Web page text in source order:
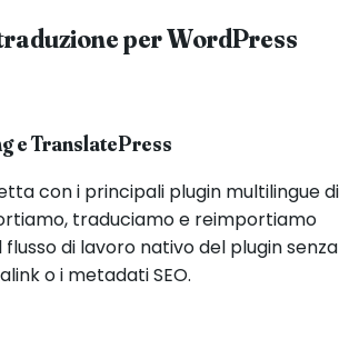
per WordPress
e TranslatePress
con i principali plugin multilingue di
traduciamo e reimportiamo
flusso di lavoro nativo del plugin senza
o i metadati SEO.